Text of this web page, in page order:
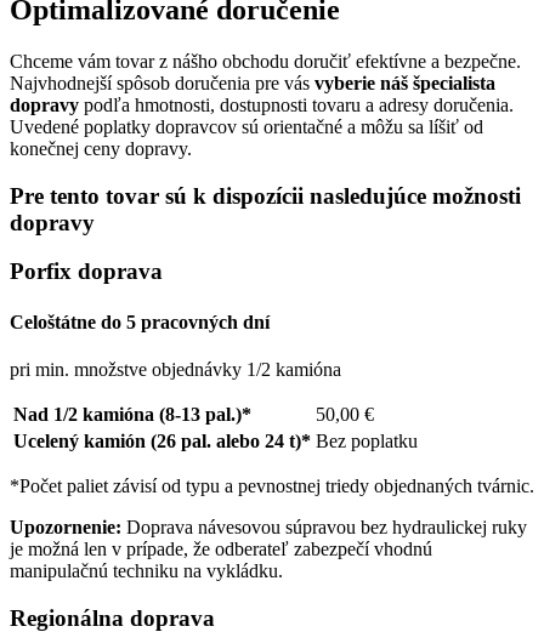
Optimalizované doručenie
Chceme vám tovar z nášho obchodu doručiť efektívne a bezpečne.
Najvhodnejší spôsob doručenia pre vás vyberie náš špecialista
dopravy podľa hmotnosti, dostupnosti tovaru a adresy doručenia.
Uvedené poplatky dopravcov sú orientačné a môžu sa líšiť od
konečnej ceny dopravy.
Pre tento tovar sú k dispozícii nasledujúce možnosti
dopravy
Porfix doprava
Celoštátne do 5 pracovných dní
pri min. množstve objednávky 1/2 kamióna
Nad 1/2 kamióna (8-13 pal.)*
50,00 €
Ucelený kamión (26 pal. alebo 24 t)* Bez poplatku
*Počet paliet závisí od typu a pevnostnej triedy objednaných tvárnic.
Upozornenie: Doprava návesovou súpravou bez hydraulickej ruky
je možná len v prípade, že odberateľ zabezpečí vhodnú
manipulačnú techniku na vykládku.
Regionálna doprava